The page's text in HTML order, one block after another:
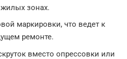
зонах.
маркировки, что ведет к
ремонте.
вместо опрессовки или